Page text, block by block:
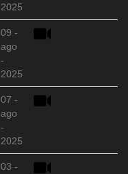
2025
09 -
ago
-
2025
07 -
ago
-
2025
03 -